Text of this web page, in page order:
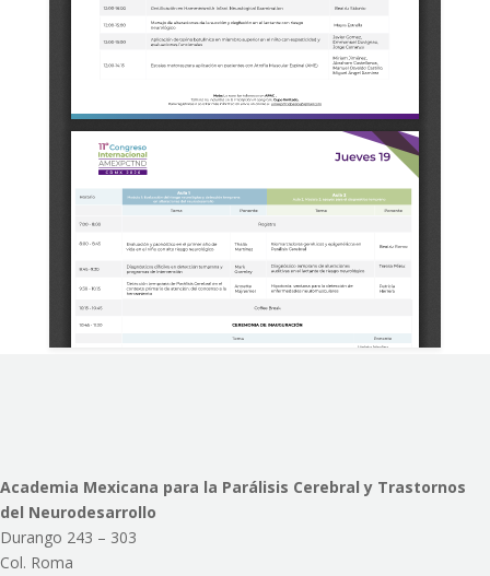
Academia Mexicana para la Parálisis Cerebral y Trastornos
del Neurodesarrollo
Durango 243 – 303
Col. Roma